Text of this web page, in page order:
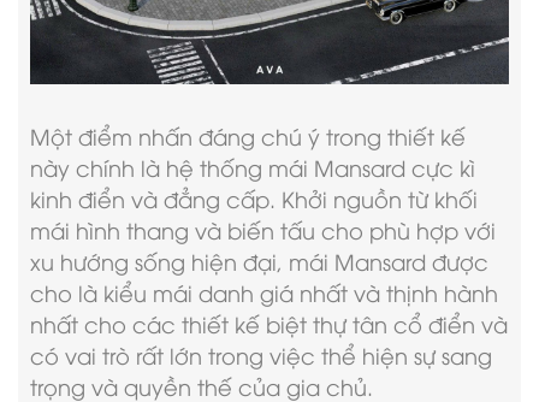
Một điểm nhấn đáng chú ý trong thiết kế
này chính là hệ thống mái Mansard cực kì
kinh điển và đẳng cấp. Khởi nguồn từ khối
mái hình thang và biến tấu cho phù hợp với
xu hướng sống hiện đại, mái Mansard được
cho là kiểu mái danh giá nhất và thịnh hành
nhất cho các thiết kế biệt thự tân cổ điển và
có vai trò rất lớn trong việc thể hiện sự sang
trọng và quyền thế của gia chủ.